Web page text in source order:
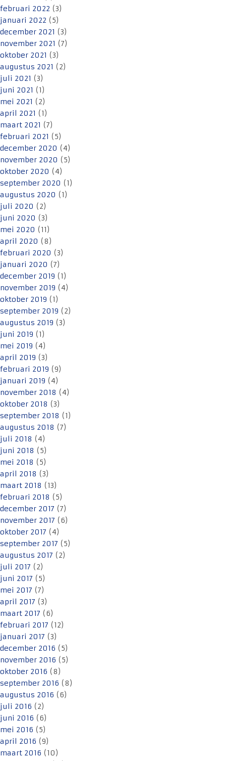
februari 2022 (3)
januari 2022 (5)
december 2021 (3)
november 2021 (7)
oktober 2021 (3)
augustus 2021 (2)
juli 2021 (3)
juni 2021 (1)
mei 2021 (2)
april 2021 (1)
maart 2021 (7)
februari 2021 (5)
december 2020 (4)
november 2020 (5)
oktober 2020 (4)
september 2020 (1)
augustus 2020 (1)
juli 2020 (2)
juni 2020 (3)
mei 2020 (11)
april 2020 (8)
februari 2020 (3)
januari 2020 (7)
december 2019 (1)
november 2019 (4)
oktober 2019 (1)
september 2019 (2)
augustus 2019 (3)
juni 2019 (1)
mei 2019 (4)
april 2019 (3)
februari 2019 (9)
januari 2019 (4)
november 2018 (4)
oktober 2018 (3)
september 2018 (1)
augustus 2018 (7)
juli 2018 (4)
juni 2018 (5)
mei 2018 (5)
april 2018 (3)
maart 2018 (13)
februari 2018 (5)
december 2017 (7)
november 2017 (6)
oktober 2017 (4)
september 2017 (5)
augustus 2017 (2)
juli 2017 (2)
juni 2017 (5)
mei 2017 (7)
april 2017 (3)
maart 2017 (6)
februari 2017 (12)
januari 2017 (3)
december 2016 (5)
november 2016 (5)
oktober 2016 (8)
september 2016 (8)
augustus 2016 (6)
juli 2016 (2)
juni 2016 (6)
mei 2016 (5)
april 2016 (9)
maart 2016 (10)